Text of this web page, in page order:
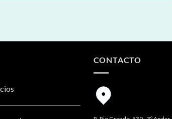
CONTACTO